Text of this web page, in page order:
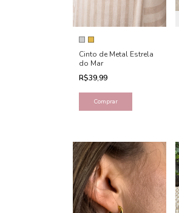
Cinto de Metal Estrela
do Mar
R$39,99
Comprar